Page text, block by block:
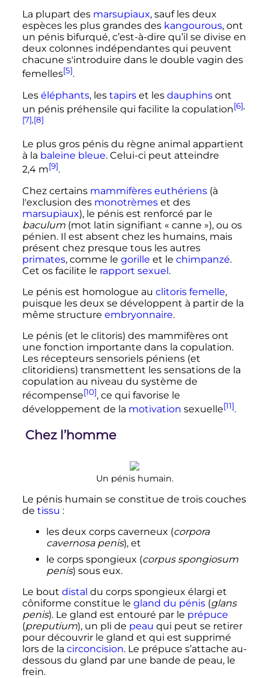
La plupart des marsupiaux, sauf les deux
espèces les plus grandes des kangourous, ont
un pénis bifurqué, c’est-à-dire qu’il se divise en
deux colonnes indépendantes qui peuvent
chacune s'introduire dans le double vagin des
femelles[5].
Les éléphants, les tapirset les dauphinsont
un pénis préhensile qui facilite la copulation[6],
[7],[8]
Le plus gros pénis du règne animal appartient
à la baleine bleue. Celui-ci peut atteindre
2,4 m[9].
Chez certains mammifères euthériens(à
l'exclusion des monotrèmeset des
marsupiaux), le pénis est renforcé par le
baculum(mot latin signifiant « canne »), ou os
pénien. Il est absent chez les humains, mais
présent chez presque tous les autres
primates, comme le gorille et le chimpanzé.
Cet os facilite le rapport sexuel.
Le pénis est homologue au clitoris femelle,
puisque les deux se développent à partir de la
même structure embryonnaire.
Le pénis (et le clitoris) des mammifères ont
une fonction importante dans la copulation.
Les récepteurs sensoriels péniens (et
clitoridiens) transmettent les sensations de la
copulation au niveau du système de
récompense[10], ce qui favorise le
développement de la motivation sexuelle[11].
Chez l’homme
Un pénis humain.
Le pénis humain se constitue de trois couches
de tissu :
les deux corps caverneux (corpora
cavernosa penis), et
le corps spongieux (corpus spongiosum
penis) sous eux.
Le bout distal du corps spongieux élargi et
côniforme constitue le gland du pénis(glans
penis). Le gland est entouré par le prépuce
(preputium), un pli de peau qui peut se retirer
pour découvrir le gland et qui est supprimé
lors de la circoncision. Le prépuce s’attache au-
dessous du gland par une bande de peau, le
frein.